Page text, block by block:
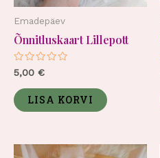
Emadepäev
Õnnitluskaart Lillepott
Hinnanguga
0
5
5,00 €
LISA KORVI